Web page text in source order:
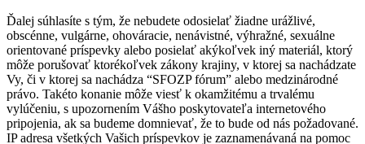
Ďalej súhlasíte s tým, že nebudete odosielať žiadne urážlivé,
obscénne, vulgárne, ohováracie, nenávistné, výhražné, sexuálne
orientované príspevky alebo posielať akýkoľvek iný materiál, ktorý
môže porušovať ktorékoľvek zákony krajiny, v ktorej sa nachádzate
Vy, či v ktorej sa nachádza “SFOZP fórum” alebo medzinárodné
právo. Takéto konanie môže viesť k okamžitému a trvalému
vylúčeniu, s upozornením Vášho poskytovateľa internetového
pripojenia, ak sa budeme domnievať, že to bude od nás požadované.
IP adresa všetkých Vašich príspevkov je zaznamenávaná na pomoc